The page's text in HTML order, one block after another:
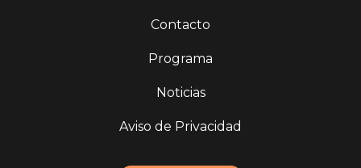
Contacto
Programa
Noticias
Aviso de Privacidad